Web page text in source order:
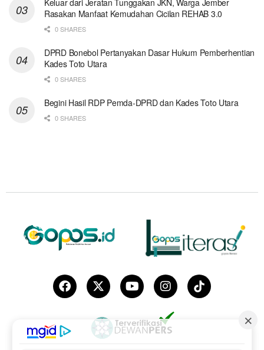
Rasakan Manfaat Kemudahan Cicilan REHAB 3.0
0 SHARES
DPRD Bonebol Pertanyakan Dasar Hukum Pemberhentian
Kades Toto Utara
0 SHARES
Begini Hasil RDP Pemda-DPRD dan Kades Toto Utara
0 SHARES